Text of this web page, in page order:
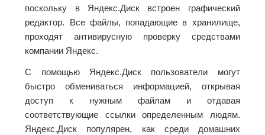
поскольку в Яндекс.Диск встроен графический
редактор. Все файлы, попадающие в хранилище,
проходят антивирусную проверку средствами
компании Яндекс.
С помощью Яндекс.Диск пользователи могут
быстро обмениваться информацией, открывая
доступ к нужным файлам и отдавая
соответствующие ссылки определенным людям.
Яндекс.Диск популярен, как среди домашних